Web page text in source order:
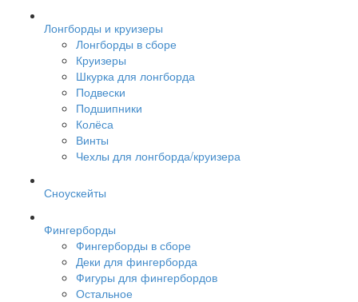
Лонгборды и круизеры
Лонгборды в сборе
Круизеры
Шкурка для лонгборда
Подвески
Подшипники
Колёса
Винты
Чехлы для лонгборда/круизера
Сноускейты
Фингерборды
Фингерборды в сборе
Деки для фингерборда
Фигуры для фингербордов
Остальное